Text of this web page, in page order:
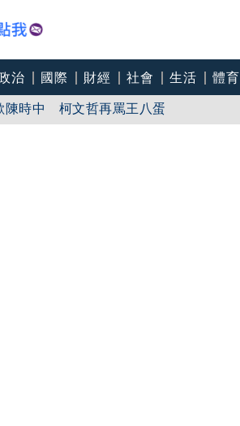
治 國際 財經 社會 生活 體育
陳時中 柯文哲再罵王八蛋
三爆料「你在講三小」